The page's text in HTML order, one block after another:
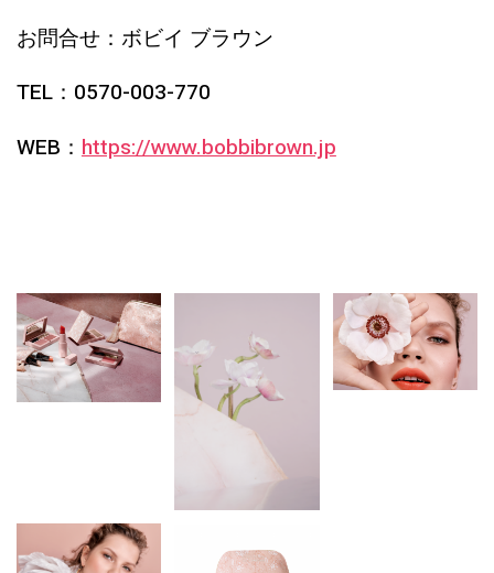
お問合せ：ボビイ ブラウン
TEL： 0570-003-770
WEB ： https://www.bobbibrown.jp